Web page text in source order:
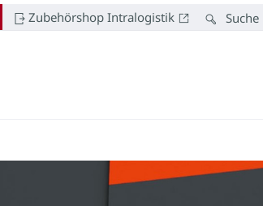
Suche
Zubehörshop Intralogistik